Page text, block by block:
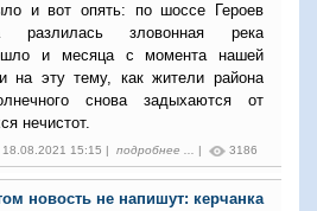
и вот опять: по шоссе Героев
разлилась зловонная река
и месяца с момента нашей
на эту тему, как жители района
снова задыхаются от
нечистот.
18.08.2021 15:15 | подробнее ... | 3186
новость не напишут: керчанка